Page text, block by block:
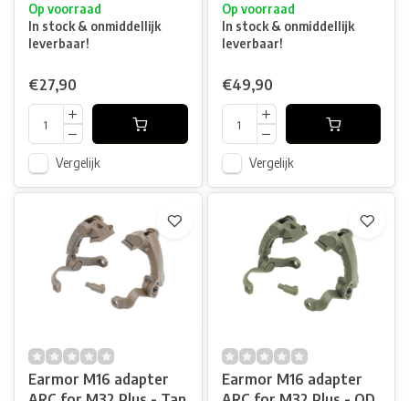
Op voorraad
In stock & onmiddellijk
leverbaar!
€27,90
Vergelijk
Op voorraad
In stock & onmiddellijk
leverbaar!
€49,90
Vergelijk
Earmor M16 adapter
Earmor M16 adapter